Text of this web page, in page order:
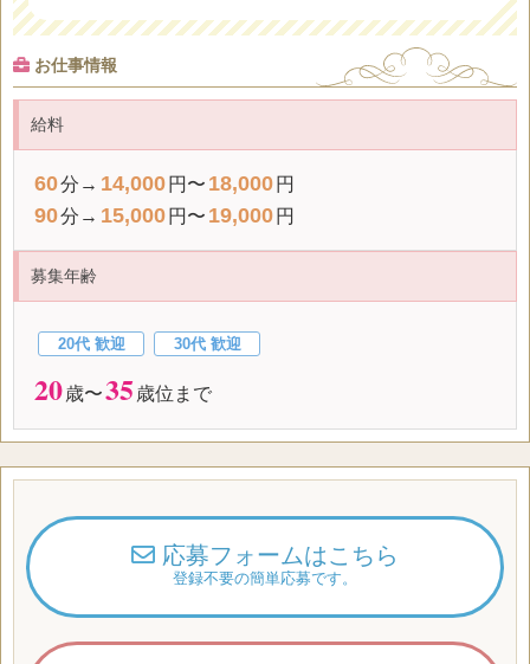
お仕事情報
給料
60分→ 14,000 円〜 18,000 円
90分→ 15,000 円〜 19,000 円
募集年齢
20代 歓迎 30代 歓迎
20歳〜35 歳位まで
応募フォームはこちら
登録不要の簡単応募です。